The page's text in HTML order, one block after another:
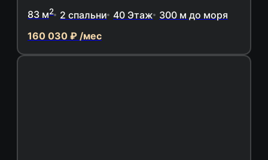
83 м2 2 спальни 40 Этаж 300 м до моря
160 030 ₽ /мес